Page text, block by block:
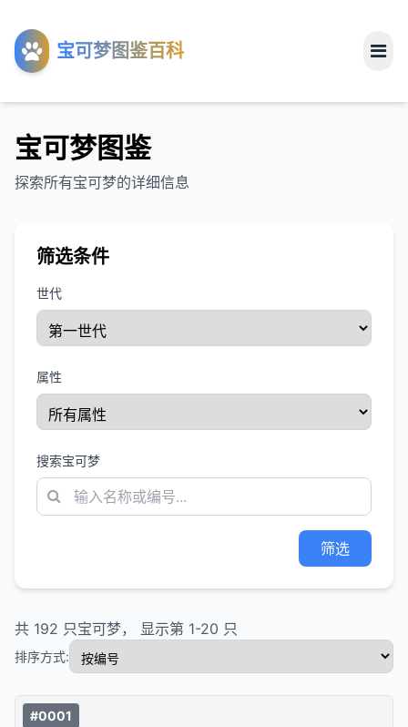
宝可梦图鉴百科
工具
关于
宝可梦图鉴
探索所有宝可梦的详细信息
筛选条件
世代
属性
搜索宝可梦
筛选
共 192 只宝可梦， 显示第 1-20 只
排序方式:
#0001